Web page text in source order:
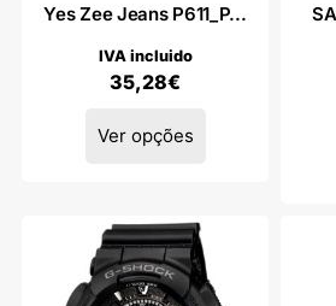
Yes Zee Jeans P611_P...
35,28€
IVA incluido
Ver opções